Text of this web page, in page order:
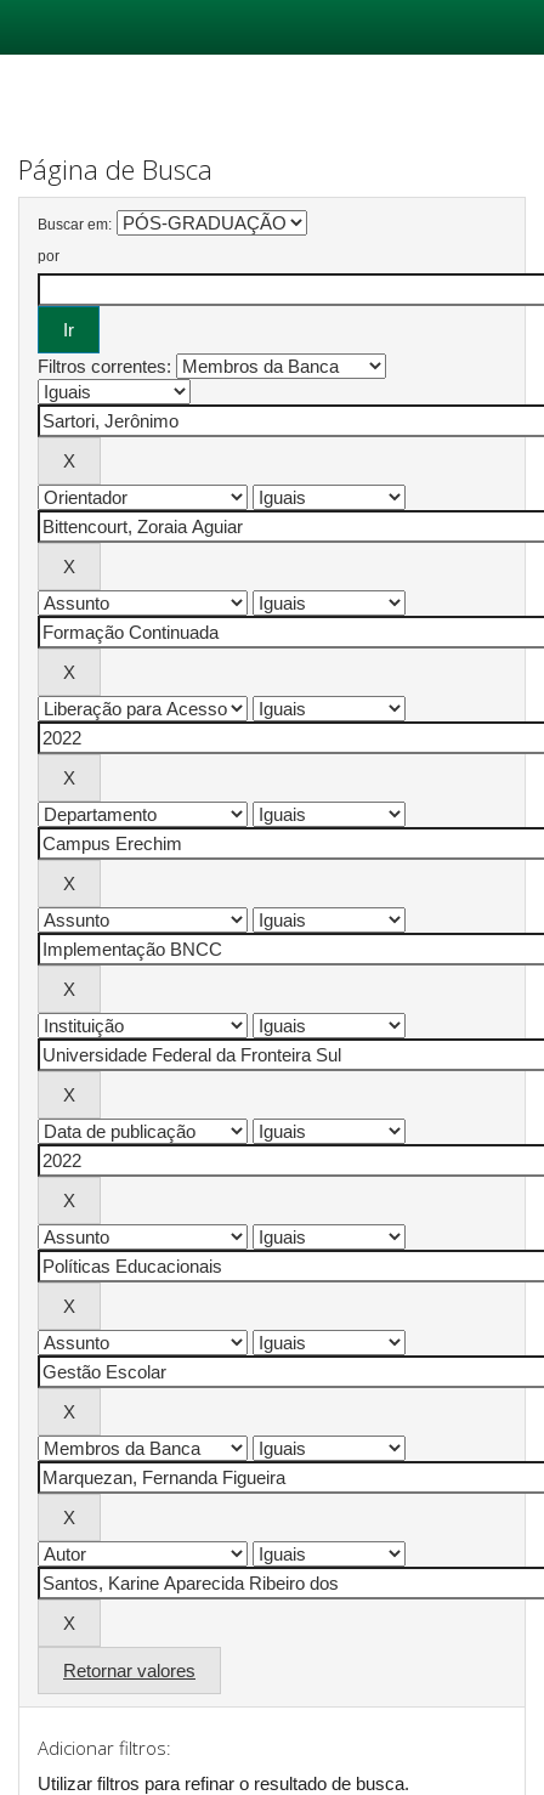
Página de Busca
Buscar em:
por
Filtros correntes:
Retornar valores
Adicionar filtros:
Utilizar filtros para refinar o resultado de busca.